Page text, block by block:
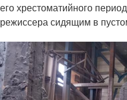
его хрестоматийного
режиссера сидящим в